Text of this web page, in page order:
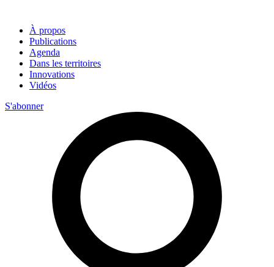
À propos
Publications
Agenda
Dans les territoires
Innovations
Vidéos
S'abonner